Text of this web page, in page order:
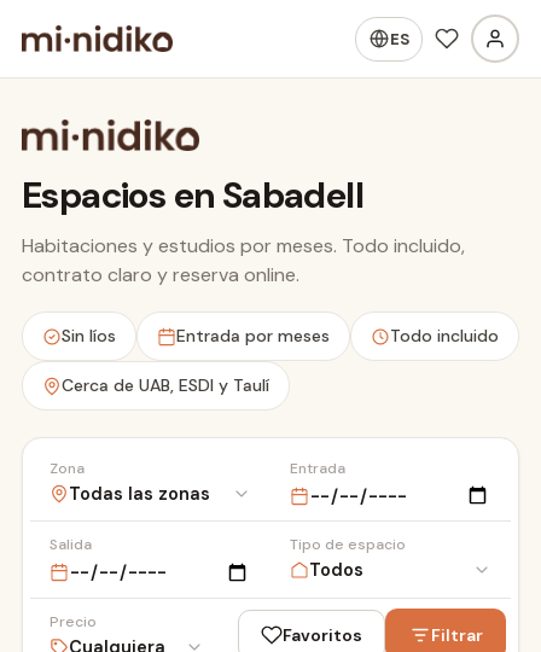
ES
Espacios en Sabadell
Habitaciones y estudios por meses. Todo incluido,
contrato claro y reserva online.
Sin líos Entrada por meses Todo incluido
Cerca de UAB, ESDI y Taulí
Zona Entrada
Salida Tipo de espacio
Precio
Favoritos Filtrar
Hospital Taulí